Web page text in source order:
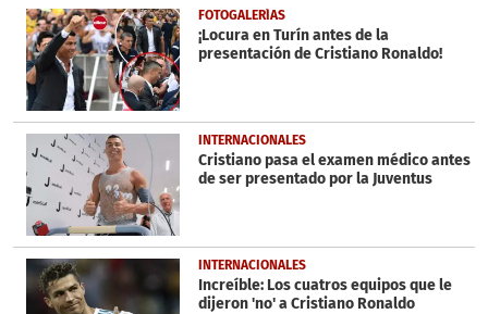
1
minute,
5
seconds
FOTOGALERÍAS
¡Locura en Turín antes de la
presentación de Cristiano Ronaldo!
INTERNACIONALES
Cristiano pasa el examen médico antes
de ser presentado por la Juventus
INTERNACIONALES
Increíble: Los cuatros equipos que le
dijeron 'no' a Cristiano Ronaldo